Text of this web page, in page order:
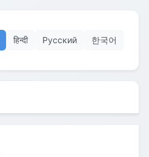
हिन्दी Русский 한국어